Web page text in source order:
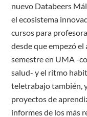
nuevo Databeers
el ecosistema
cursos para
desde que empezó
semestre en UMA -
salud- y el ritmo
teletrabajo también,
proyectos de
informes de los más